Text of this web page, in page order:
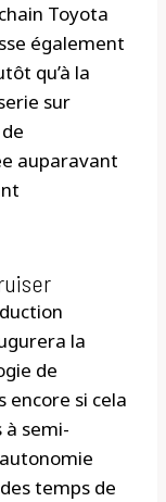
Toyota
également
qu’à la
sur
auparavant
la
de
encore si cela
semi-
temps de